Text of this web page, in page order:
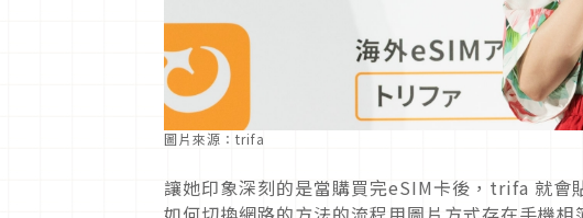
圖片來源：trifa
讓她印象深刻的是當購買完eSIM卡後，trifa 就會